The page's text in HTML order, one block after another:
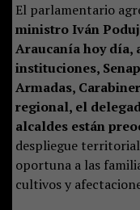
El parlamentario
ministro Iván
Araucanía hoy día,
instituciones,
Armadas,
regional, el
alcaldes están
despliegue
oportuna a las
cultivos y